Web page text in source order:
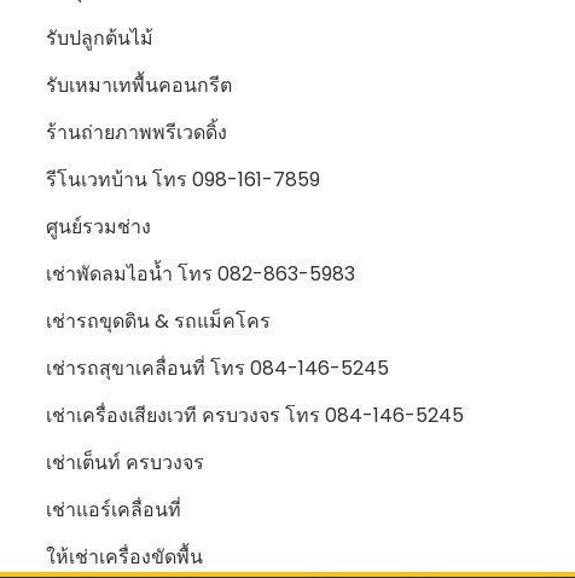
รับปลูกต้นไม้
รับเหมาเทพื้นคอนกรีต
ร้านถ่ายภาพพรีเวดดิ้ง
รีโนเวทบ้าน โทร 098-161-7859
ศูนย์รวมช่าง
เช่าพัดลมไอน้ำ โทร 082-863-5983
เช่ารถขุดดิน & รถแม็คโคร
เช่ารถสุขาเคลื่อนที่ โทร 084-146-5245
เช่าเครื่องเสียงเวที ครบวงจร โทร 084-146-5245
เช่าเต็นท์ ครบวงจร
เช่าแอร์เคลื่อนที่
ให้เช่าเครื่องขัดพื้น